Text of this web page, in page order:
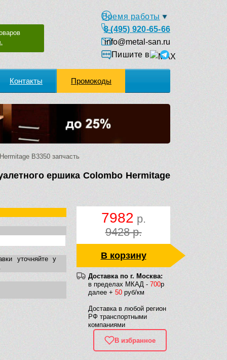
Время работы
8 (495) 920-65-66
info@metal-san.ru
Пишите в
Контакты Промокоды
B3350 запчасть
ершика Colombo Hermitage
7982 р.
9428 р.
В корзину
Доставка по г. Москва:
в пределах МКАД - 700р
далее + 50 руб/км
Доставка в любой регион
РФ транспортными
компаниями
В избранное
уточняйте у